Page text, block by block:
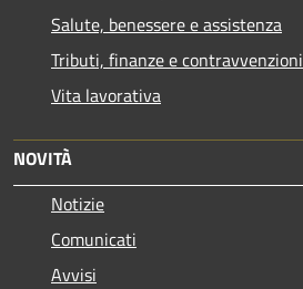
Salute, benessere e assistenza
Tributi, finanze e contravvenzioni
Vita lavorativa
NOVITÀ
Notizie
Comunicati
Avvisi